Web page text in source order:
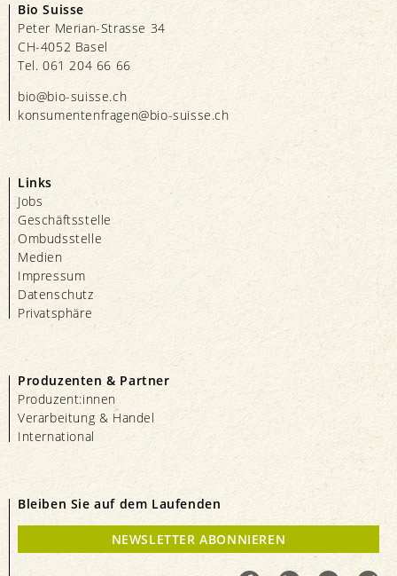
Bio Suisse
Peter Merian-Strasse 34
CH-4052 Basel
Tel. 061 204 66 66
bio@bio-suisse.ch
konsumentenfragen@bio-suisse.ch
Links
Jobs
Geschäftsstelle
Ombudsstelle
Medien
Impressum
Datenschutz
Privatsphäre
Produzenten & Partner
Produzent:innen
Verarbeitung & Handel
International
Bleiben Sie auf dem Laufenden
NEWSLETTER ABONNIEREN